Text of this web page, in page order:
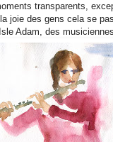
transparents,
joie des gens cela se
Adam, des